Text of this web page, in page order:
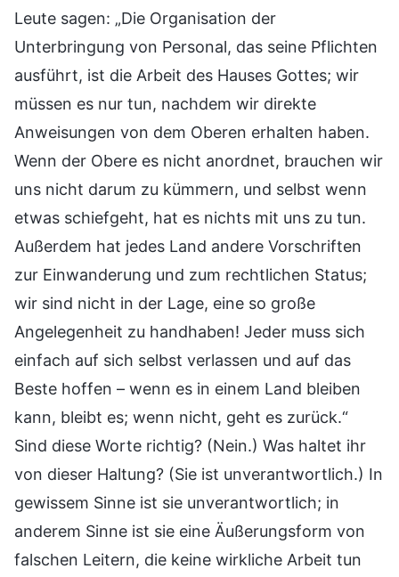
Leute sagen: „Die Organisation der
Unterbringung von Personal, das seine Pflichten
ausführt, ist die Arbeit des Hauses Gottes; wir
müssen es nur tun, nachdem wir direkte
Anweisungen von dem Oberen erhalten haben.
Wenn der Obere es nicht anordnet, brauchen wir
uns nicht darum zu kümmern, und selbst wenn
etwas schiefgeht, hat es nichts mit uns zu tun.
Außerdem hat jedes Land andere Vorschriften
zur Einwanderung und zum rechtlichen Status;
wir sind nicht in der Lage, eine so große
Angelegenheit zu handhaben! Jeder muss sich
einfach auf sich selbst verlassen und auf das
Beste hoffen – wenn es in einem Land bleiben
kann, bleibt es; wenn nicht, geht es zurück.“
Sind diese Worte richtig? (Nein.) Was haltet ihr
von dieser Haltung? (Sie ist unverantwortlich.) In
gewissem Sinne ist sie unverantwortlich; in
anderem Sinne ist sie eine Äußerungsform von
falschen Leitern, die keine wirkliche Arbeit tun